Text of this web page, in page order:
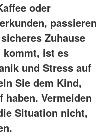
oder
passieren
Zuhause
kommt, ist es
und Stress auf
Sie dem Kind,
Vermeiden
Situation nicht,